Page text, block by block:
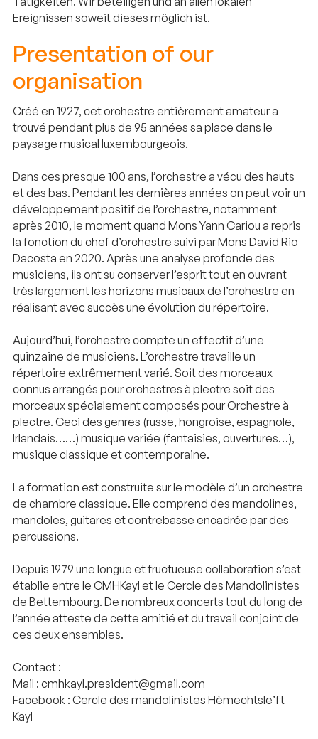
Ereignissen soweit dieses möglich ist.
Presentation of our
organisation
Créé en 1927, cet orchestre entièrement amateur a
trouvé pendant plus de 95 années sa place dans le
paysage musical luxembourgeois.
Dans ces presque 100 ans, l’orchestre a vécu des hauts
et des bas. Pendant les dernières années on peut voir un
développement positif de l’orchestre, notamment
après 2010, le moment quand Mons Yann Cariou a repris
la fonction du chef d’orchestre suivi par Mons David Rio
Dacosta en 2020. Après une analyse profonde des
musiciens, ils ont su conserver l’esprit tout en ouvrant
très largement les horizons musicaux de l’orchestre en
réalisant avec succès une évolution du répertoire.
Aujourd’hui, l’orchestre compte un effectif d’une
quinzaine de musiciens. L’orchestre travaille un
répertoire extrêmement varié. Soit des morceaux
connus arrangés pour orchestres à plectre soit des
morceaux spécialement composés pour Orchestre à
plectre. Ceci des genres (russe, hongroise, espagnole,
Irlandais……) musique variée (fantaisies, ouvertures…),
musique classique et contemporaine.
La formation est construite sur le modèle d’un orchestre
de chambre classique. Elle comprend des mandolines,
mandoles, guitares et contrebasse encadrée par des
percussions.
Depuis 1979 une longue et fructueuse collaboration s’est
établie entre le CMHKayl et le Cercle des Mandolinistes
de Bettembourg. De nombreux concerts tout du long de
l’année atteste de cette amitié et du travail conjoint de
ces deux ensembles.
Contact :
Mail : cmhkayl.president@gmail.com
Facebook : Cercle des mandolinistes Hèmechtsle’ft
Kayl